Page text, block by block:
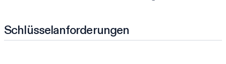
Schlüsselanforderungen